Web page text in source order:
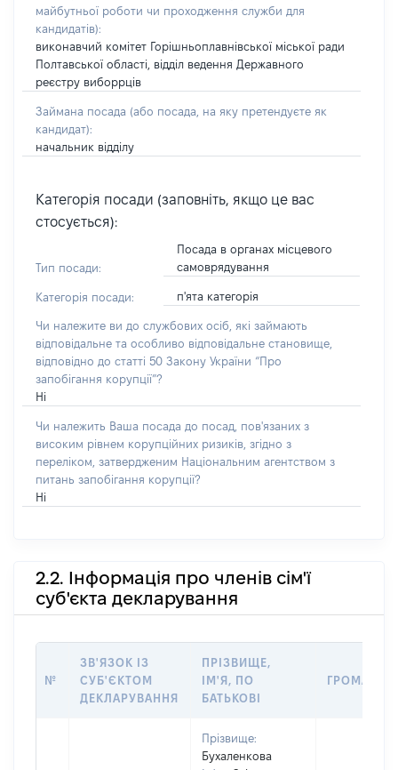
майбутньої роботи чи проходження служби для
кандидатів):
виконавчий комітет Горішньоплавнівської міської ради
Полтавської області, відділ ведення Державного
реєстру виборрців
Займана посада (або посада, на яку претендуєте як
кандидат):
начальник відділу
Категорія посади (заповніть, якщо це вас
стосується):
Тип посади:
Посада в органах місцевого
самоврядування
Категорія посади: п'ята категорія
Чи належите ви до службових осіб, які займають
відповідальне та особливо відповідальне становище,
відповідно до статті 50 Закону України “Про
запобігання корупції”?
Ні
Чи належить Ваша посада до посад, пов'язаних з
високим рівнем корупційних ризиків, згідно з
переліком, затвердженим Національним агентством з
питань запобігання корупції?
Ні
2.2. Інформація про членів сім'ї
суб'єкта декларування
№
ЗВ'ЯЗОК ІЗ
СУБ'ЄКТОМ
ДЕКЛАРУВАННЯ
ПРІЗВИЩЕ,
ІМ'Я, ПО
БАТЬКОВІ
Прізвище:
Бухаленкова